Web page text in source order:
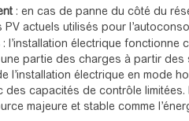
: en cas de panne du côté du
actuels utilisés pour
: l’installation électrique fonctionne
partie des charges à partir
l’installation électrique en mode
des capacités de contrôle
majeure et stable comme